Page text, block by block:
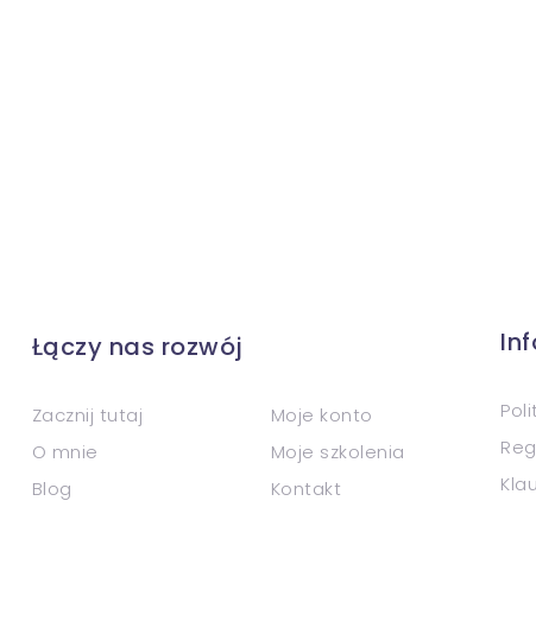
Łączy nas rozwój
Zacznij tutaj
O mnie
Blog
Moje konto
Moje szkolenia
Kontakt